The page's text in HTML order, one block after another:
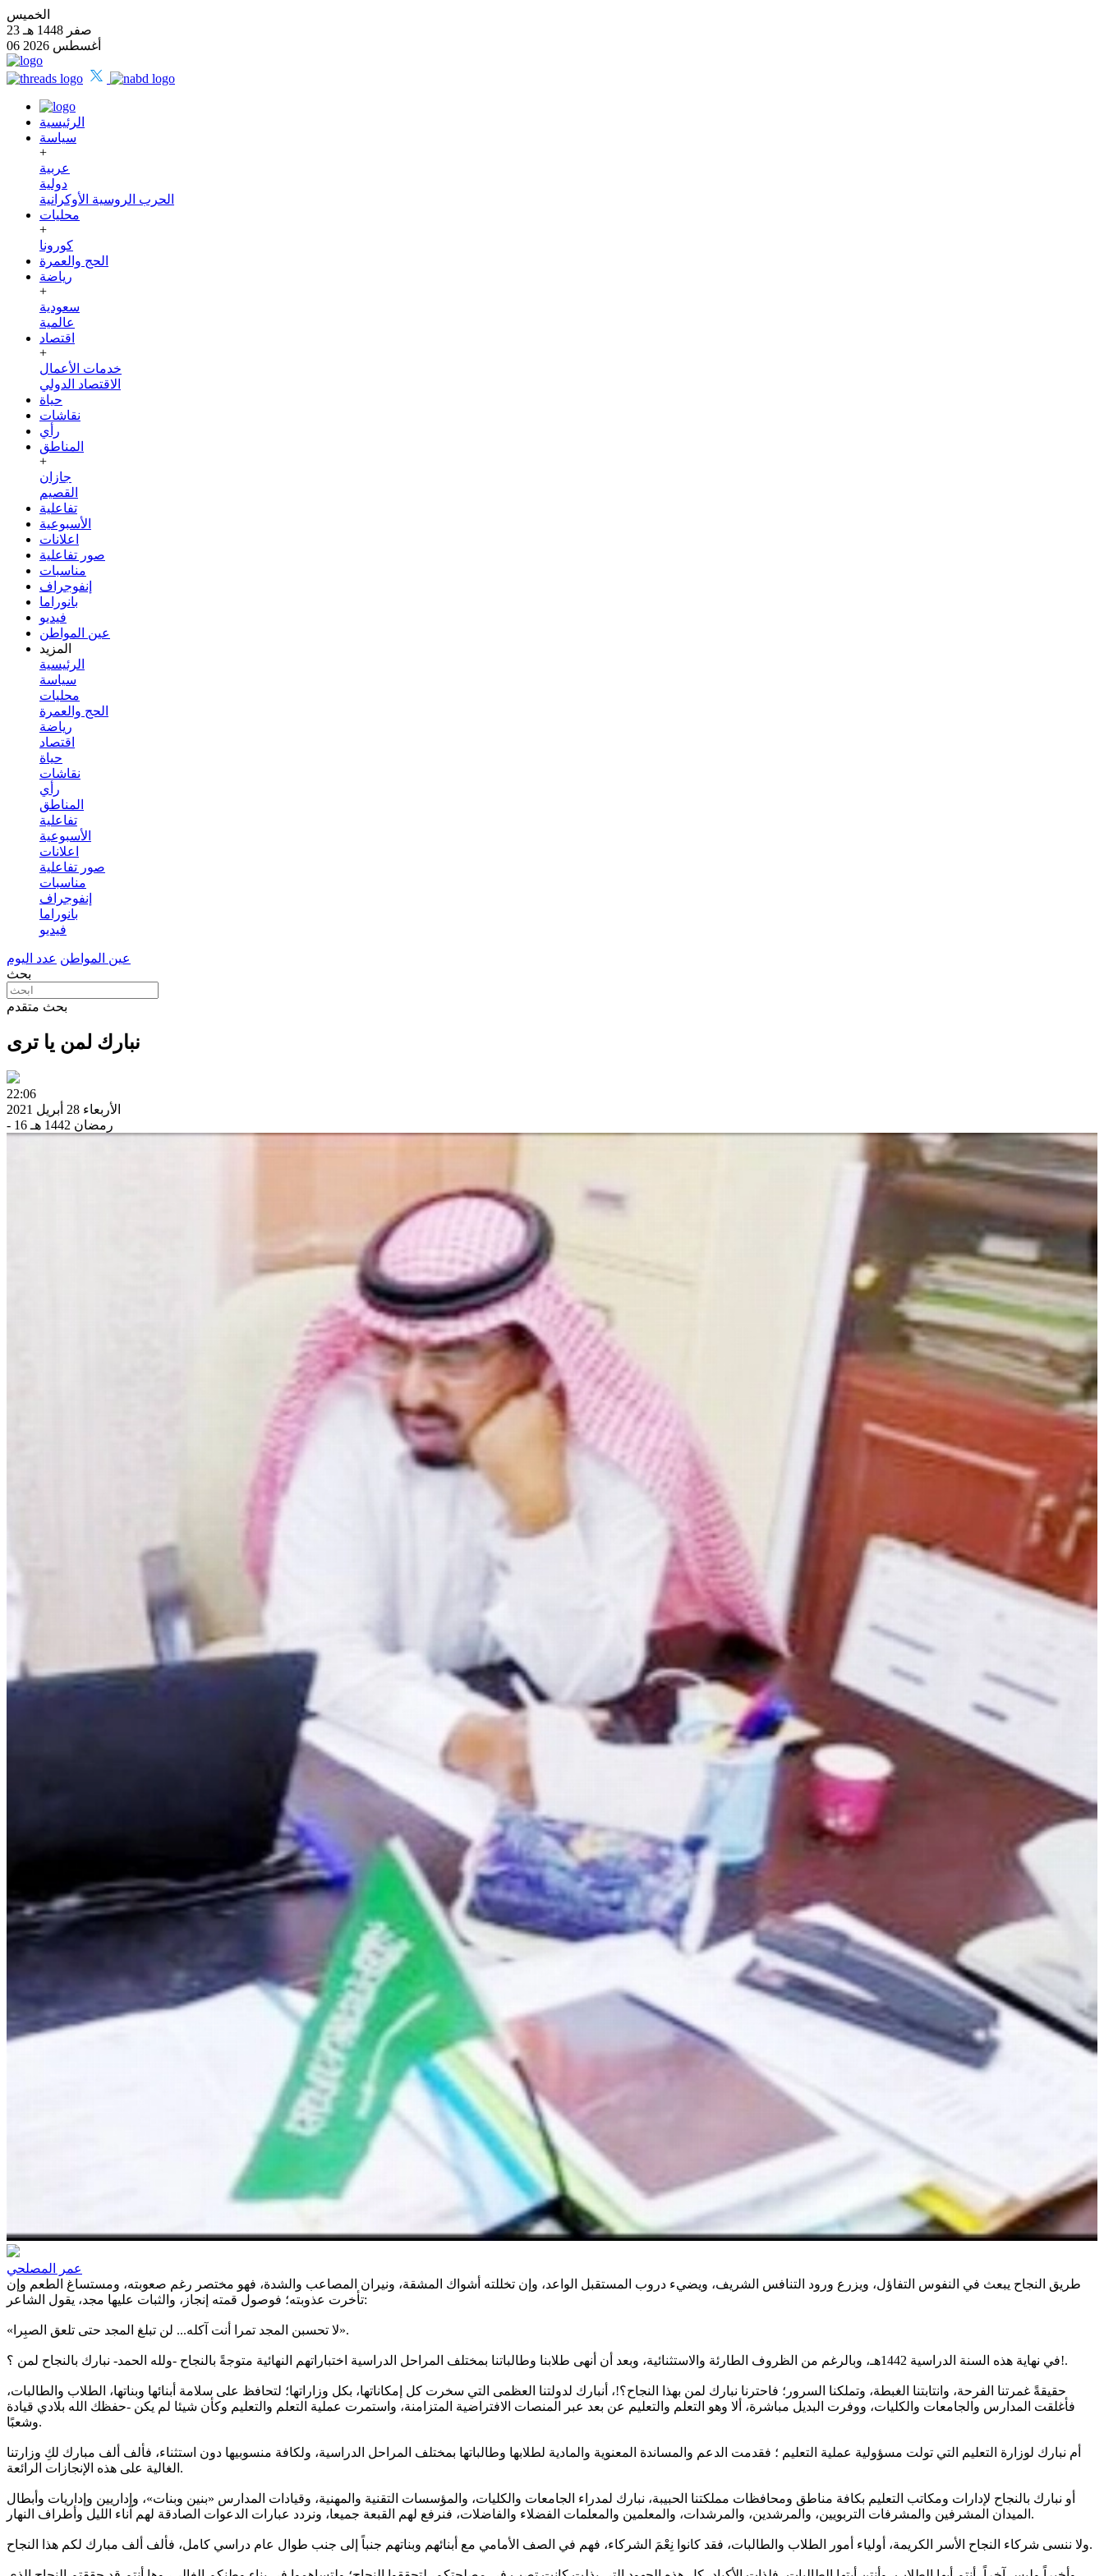
الخميس
23 صفر 1448 هـ
06 أغسطس 2026
الرئيسية
سياسة
+
عربية
دولية
الحرب الروسية الأوكرانية
محليات
+
كورونا
الحج والعمرة
رياضة
+
سعودية
عالمية
اقتصاد
+
خدمات الأعمال
الاقتصاد الدولي
حياة
نقاشات
رأي
المناطق
+
جازان
القصيم
تفاعلية
الأسبوعية
اعلانات
صور تفاعلية
مناسبات
إنفوجراف
بانوراما
فيديو
عين المواطن
المزيد
الرئيسية
سياسة
محليات
الحج والعمرة
رياضة
اقتصاد
حياة
نقاشات
رأي
المناطق
تفاعلية
الأسبوعية
اعلانات
صور تفاعلية
مناسبات
إنفوجراف
بانوراما
فيديو
عين المواطن عدد اليوم
بحث
بحث متقدم
نبارك لمن يا ترى
22:06
الأربعاء 28 أبريل 2021
- 16 رمضان 1442 هـ
عمر المصلحي
طريق النجاح يبعث في النفوس التفاؤل، ويزرع ورود التنافس الشريف، ويضيء دروب المستقبل الواعد، وإن تخللته أشواك المشقة، ونيران المصاعب والشدة، فهو مختصر رغم صعوبته، ومستساغ الطعم وإن
تأخرت عذوبته؛ فوصول قمته إنجاز، والثبات عليها مجد، يقول الشاعر:
«لا تحسبن المجد تمرا أنت آكله... لن تبلغ المجد حتى تلعق الصبِرا».
في نهاية هذه السنة الدراسية 1442هـ، وبالرغم من الظروف الطارئة والاستثنائية، وبعد أن أنهى طلابنا وطالباتنا بمختلف المراحل الدراسية اختباراتهم النهائية متوجةً بالنجاح -ولله الحمد- نبارك بالنجاح لمن ؟!.
حقيقةً غمرتنا الفرحة، وانتابتنا الغبطة، وتملكنا السرور؛ فاحترنا نبارك لمن بهذا النجاح؟!، أنبارك لدولتنا العظمى التي سخرت كل إمكاناتها، بكل وزاراتها؛ لتحافظ على سلامة أبنائها وبناتها، الطلاب والطالبات،
فأغلقت المدارس والجامعات والكليات، ووفرت البديل مباشرة، ألا وهو التعلم والتعليم عن بعد عبر المنصات الافتراضية المتزامنة، واستمرت عملية التعلم والتعليم وكأن شيئا لم يكن -حفظك الله بلادي قيادة
وشعبًا.
أم نبارك لوزارة التعليم التي تولت مسؤولية عملية التعليم ؛ فقدمت الدعم والمساندة المعنوية والمادية لطلابها وطالباتها بمختلف المراحل الدراسية، ولكافة منسوبيها دون استثناء، فألف ألف مبارك لكِ وزارتنا
الغالية على هذه الإنجازات الرائعة.
أو نبارك بالنجاح لإدارات ومكاتب التعليم بكافة مناطق ومحافظات مملكتنا الحبيبة، نبارك لمدراء الجامعات والكليات، والمؤسسات التقنية والمهنية، وقيادات المدارس «بنين وبنات»، وإداريين وإداريات وأبطال
الميدان المشرفين والمشرفات التربويين، والمرشدين، والمرشدات، والمعلمين والمعلمات الفضلاء والفاضلات، فنرفع لهم القبعة جميعا، ونردد عبارات الدعوات الصادقة لهم آناء الليل وأطراف النهار.
ولا ننسى شركاء النجاح الأسر الكريمة، أولياء أمور الطلاب والطالبات، فقد كانوا نِعْمَ الشركاء، فهم في الصف الأمامي مع أبنائهم وبناتهم جنباً إلى جنب طوال عام دراسي كامل، فألف ألف مبارك لكم هذا النجاح.